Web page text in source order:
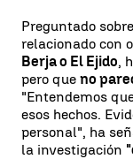
Preguntado
relacionado con
Berja o El Ejido,
pero que no
"Entendemos
esos hechos.
personal", ha
la investigación